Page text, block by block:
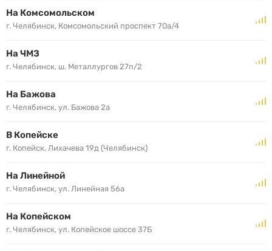
На Комсомольском
г. Челябинск, Комсомольский проспект 70а/4
На ЧМЗ
г. Челябинск, ш. Металлургов 27п/2
На Бажова
г. Челябинск, ул. Бажова 2а
В Копейске
г. Копейск, Лихачева 19д (Челябинск)
На Линейной
г. Челябинск, ул. Линейная 56а
На Копейском
г. Челябинск, ул. Копейское шоссе 37Б